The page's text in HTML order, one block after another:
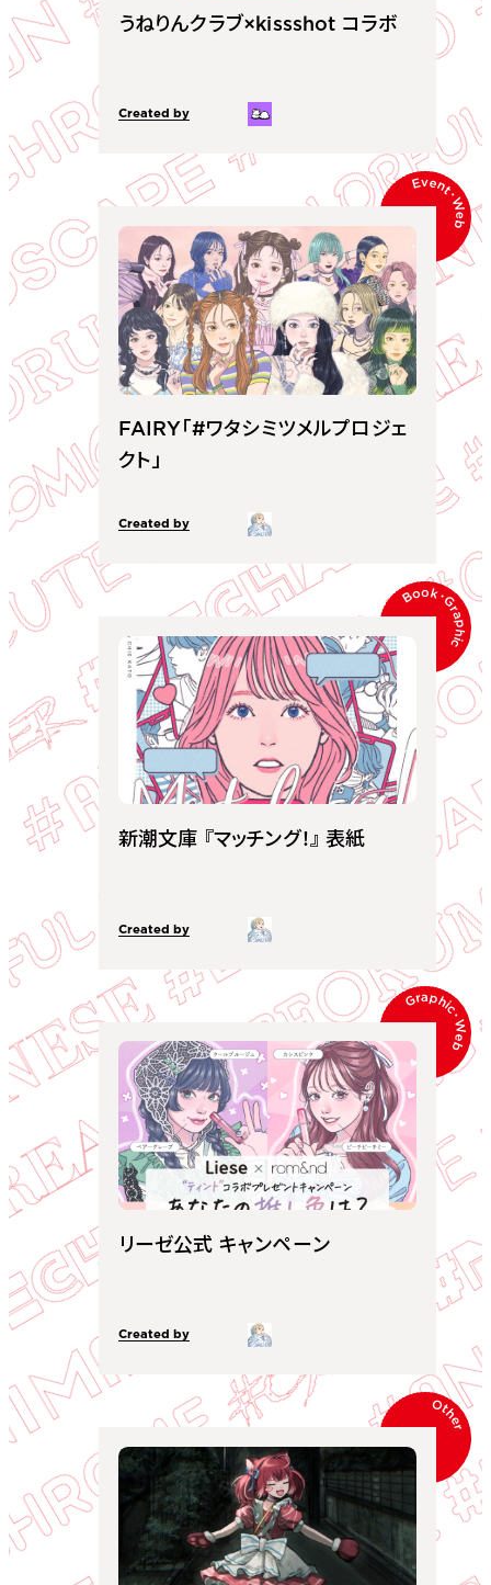
うねりんクラブ×kissshot コラボ
Created by
Event
･
Web
FAIRY「#ワタシミツメルプロジェ
クト」
Created by
Book･Graphic
新潮文庫 『マッチング！』 表紙
Created by
Graphic
･
Web
リーゼ公式 キャンペーン
Created by
Other